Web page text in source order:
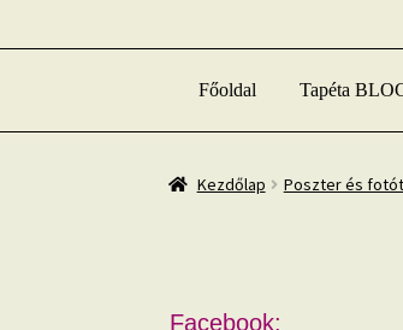
Főoldal Tapéta
Kezdőlap Poszter és
Facebook: